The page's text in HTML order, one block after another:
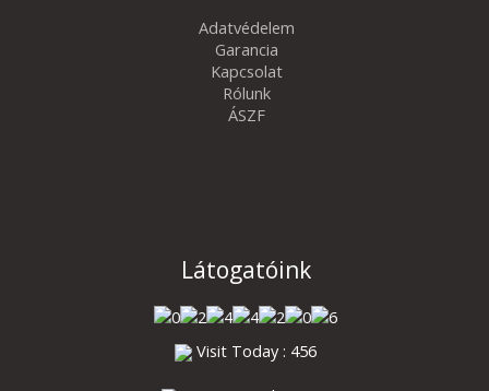
Adatvédelem
Garancia
Kapcsolat
Rólunk
ÁSZF
Látogatóink
Visit Today : 456